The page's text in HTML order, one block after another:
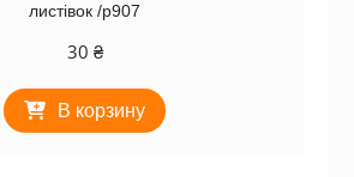
листівок /р907
30 ₴
В корзину